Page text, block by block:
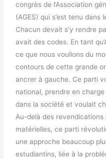
congrès de l’Association
(AGES) qui s’est tenu dans
Chacun devait s’y rendre
avait des codes. En tant
ce que nous voulions du
contours de cette grande
ancrer à gauche. Ce parti
national, prendre en
dans la société et voulait
Au-delà des
matérielles, ce parti
une approche beaucoup
estudiantins, liée à la